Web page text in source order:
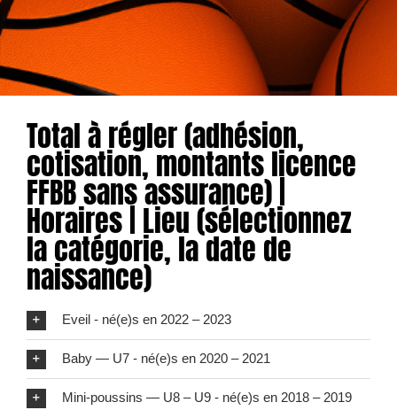
Total à régler (adhésion,
cotisation, montants licence
FFBB sans assurance) |
Horaires | Lieu (sélectionnez
la catégorie, la date de
naissance)
Eveil - né(e)s en 2022 – 2023
Baby — U7 - né(e)s en 2020 – 2021
Mini-poussins — U8 – U9 - né(e)s en 2018 – 2019